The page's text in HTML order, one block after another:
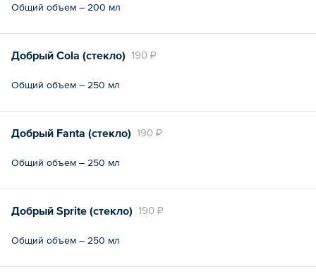
Общий объем – 200 мл
190 ₽
Добрый Cola (стекло)
Общий объем – 250 мл
190 ₽
Добрый Fanta (стекло)
Общий объем – 250 мл
190 ₽
Добрый Sprite (стекло)
Общий объем – 250 мл